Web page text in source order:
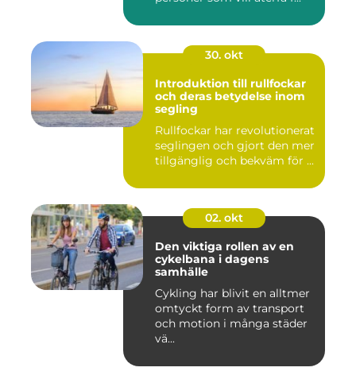
30. okt
Introduktion till rullfockar
och deras betydelse inom
segling
Rullfockar har revolutionerat
seglingen och gjort den mer
tillgänglig och bekväm för ...
02. okt
Den viktiga rollen av en
cykelbana i dagens
samhälle
Cykling har blivit en alltmer
omtyckt form av transport
och motion i många städer
vä...